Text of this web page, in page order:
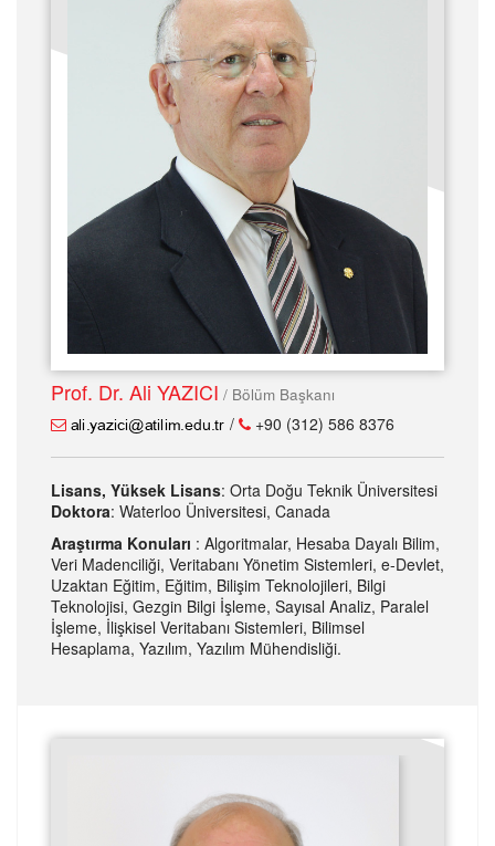
Prof. Dr. Ali YAZICI / Bölüm Başkanı
/ +90 (312) 586 8376
Lisans, Yüksek Lisans: Orta Doğu Teknik Üniversitesi
Doktora: Waterloo Üniversitesi, Canada
Araştırma Konuları : Algoritmalar, Hesaba Dayalı Bilim,
Veri Madenciliği, Veritabanı Yönetim Sistemleri, e-Devlet,
Uzaktan Eğitim, Eğitim, Bilişim Teknolojileri, Bilgi
Teknolojisi, Gezgin Bilgi İşleme, Sayısal Analiz, Paralel
İşleme, İlişkisel Veritabanı Sistemleri, Bilimsel
Hesaplama, Yazılım, Yazılım Mühendisliği.